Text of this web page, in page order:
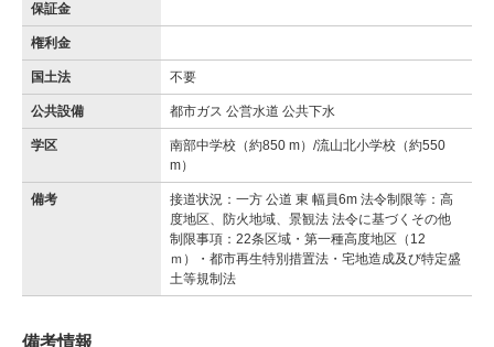
保証金
権利金
国土法 不要
公共設備 都市ガス 公営水道 公共下水
学区
南部中学校（約850 m）/流山北小学校（約550
m）
備考
接道状況：一方 公道 東 幅員6m 法令制限等：高
度地区、防火地域、景観法 法令に基づくその他
制限事項：22条区域・第一種高度地区（12
ｍ）・都市再生特別措置法・宅地造成及び特定盛
土等規制法
備考情報